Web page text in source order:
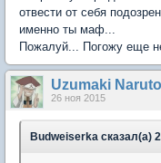
отвести от себя
именно ты маф...
Пожалуй... Погожу еще
Uzumaki Naruto
26 ноя 2015
Вudweisеrkа сказал(а)